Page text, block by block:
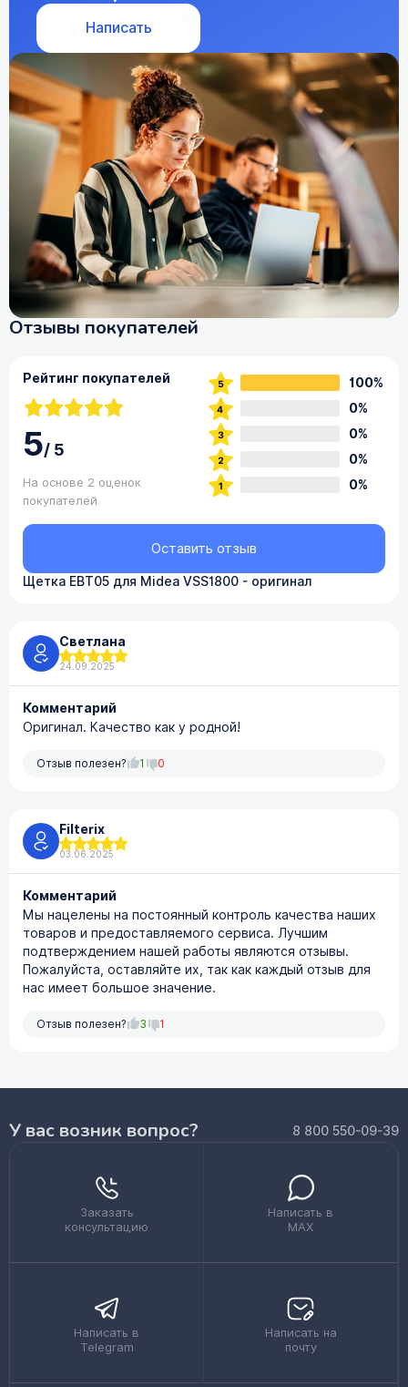
Написать
Отзывы покупателей
Рейтинг покупателей
5/5
На основе 2 оценок
покупателей
100%
0%
0%
0%
0%
Щетка EBT05 для Midea VSS1800 - оригинал
Оставить отзыв
Светлана
24.09.2025
Комментарий
Оригинал. Качество как у родной!
Отзыв полезен? 1 0
Filterix
03.06.2025
Комментарий
Мы нацелены на постоянный контроль качества наших
товаров и предоставляемого сервиса. Лучшим
подтверждением нашей работы являются отзывы.
Пожалуйста, оставляйте их, так как каждый отзыв для
нас имеет большое значение.
Отзыв полезен? 3 1
У вас возник вопрос? 8 800 550-09-39
Заказать
консультацию
Написать в
MAX
Написать в
Telegram
Написать на
почту